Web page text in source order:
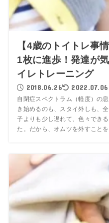
【4歳のトイトレ事
1枚に進歩！発達が
イレトレーニング
2018.06.26 2022.07.06
自閉症スペクトラム（軽度）の
き始めるのも、スタイ外しも、
子よりも少し遅れて、色々でき
た。だから、オムツを外すこと